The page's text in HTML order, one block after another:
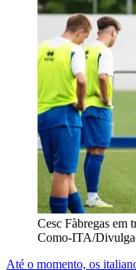
Cesc Fàbregas em
Como-ITA/
Até o momento, os